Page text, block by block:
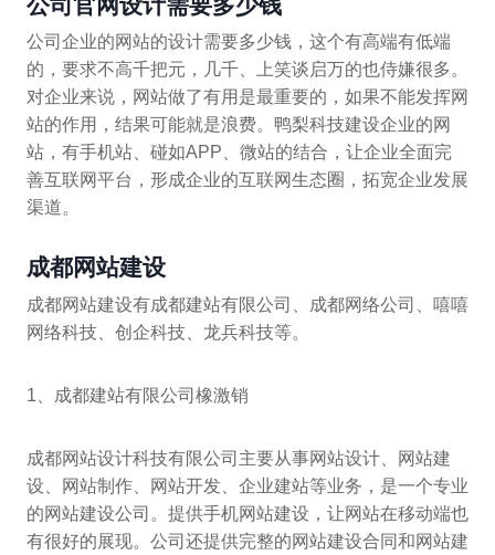
公司企业的网站的设计需要多少钱，这个有高端有低端
的，要求不高千把元，几千、上笑谈启万的也侍嫌很多。
对企业来说，网站做了有用是最重要的，如果不能发挥网
站的作用，结果可能就是浪费。鸭梨科技建设企业的网
站，有手机站、碰如APP、微站的结合，让企业全面完
善互联网平台，形成企业的互联网生态圈，拓宽企业发展
渠道。
成都网站建设
成都网站建设有成都建站有限公司、成都网络公司、嘻嘻
网络科技、创企科技、龙兵科技等。
1、成都建站有限公司橡激销
成都网站设计科技有限公司主要从事网站设计、网站建
设、网站制作、网站开发、企业建站等业务，是一个专业
的网站建设公司。提供手机网站建设，让网站在移动端也
有很好的展现。公司还提供完整的网站建设合同和网站建